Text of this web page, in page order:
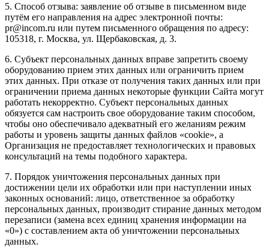
5. Способ отзыва: заявление об отзыве в письменном виде
путём его направления на адрес электронной почты:
pr@incom.ru или путем письменного обращения по адресу:
105318, г. Москва, ул. Щербаковская, д. 3.
6. Субъект персональных данных вправе запретить своему
оборудованию прием этих данных или ограничить прием
этих данных. При отказе от получения таких данных или при
ограничении приема данных некоторые функции Сайта могут
работать некорректно. Субъект персональных данных
обязуется сам настроить свое оборудование таким способом,
чтобы оно обеспечивало адекватный его желаниям режим
работы и уровень защиты данных файлов «cookie», а
Организация не предоставляет технологических и правовых
консультаций на темы подобного характера.
7. Порядок уничтожения персональных данных при
достижении цели их обработки или при наступлении иных
законных оснований: лицо, ответственное за обработку
персональных данных, производит стирание данных методом
перезаписи (замена всех единиц хранения информации на
«0») с составлением акта об уничтожении персональных
данных.